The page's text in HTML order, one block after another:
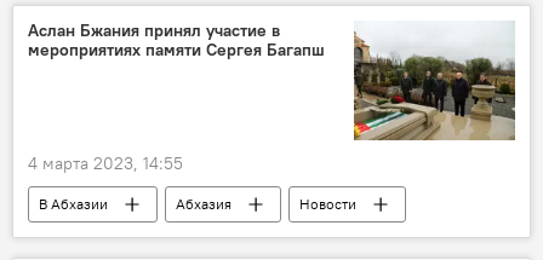
Аслан Бжания принял участие в
мероприятиях памяти Сергея Багапш
4 марта 2023, 14:55
В Абхазии Абхазия
Новости
Аслан Бжания